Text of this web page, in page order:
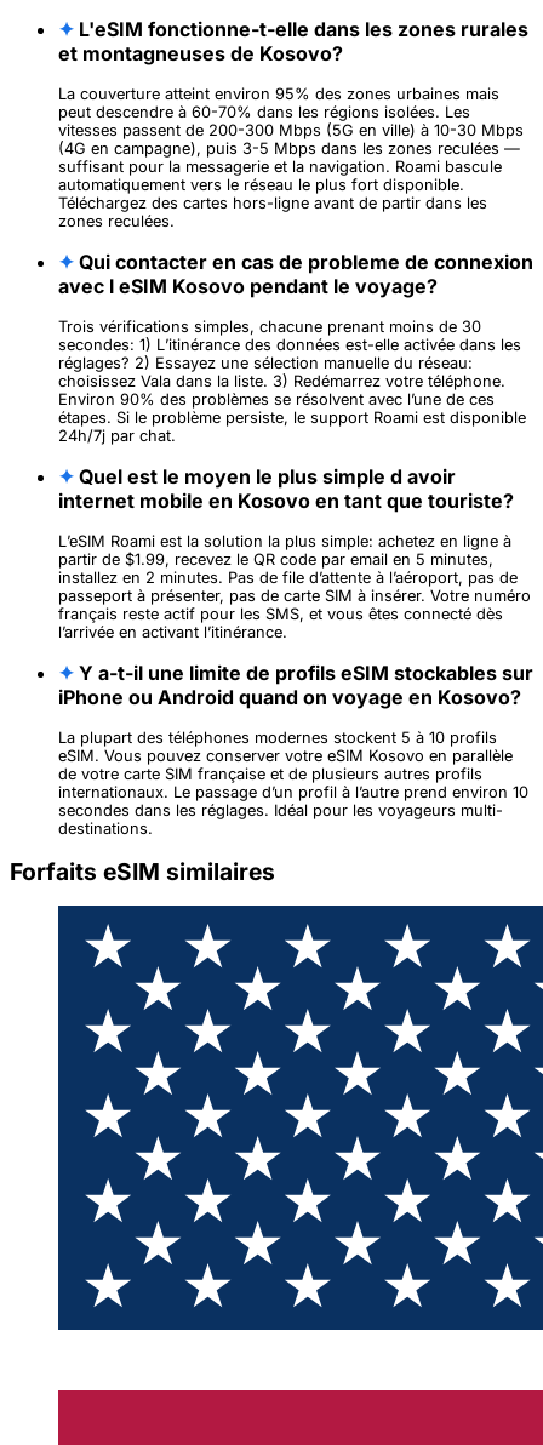
✦ L'eSIM fonctionne-t-elle dans les zones rurales
et montagneuses de Kosovo?
La couverture atteint environ 95% des zones urbaines mais
peut descendre à 60-70% dans les régions isolées. Les
vitesses passent de 200-300 Mbps (5G en ville) à 10-30 Mbps
(4G en campagne), puis 3-5 Mbps dans les zones reculées —
suffisant pour la messagerie et la navigation. Roami bascule
automatiquement vers le réseau le plus fort disponible.
Téléchargez des cartes hors-ligne avant de partir dans les
zones reculées.
✦ Qui contacter en cas de probleme de connexion
avec l eSIM Kosovo pendant le voyage?
Trois vérifications simples, chacune prenant moins de 30
secondes: 1) L’itinérance des données est-elle activée dans les
réglages? 2) Essayez une sélection manuelle du réseau:
choisissez Vala dans la liste. 3) Redémarrez votre téléphone.
Environ 90% des problèmes se résolvent avec l’une de ces
étapes. Si le problème persiste, le support Roami est disponible
24h/7j par chat.
✦ Quel est le moyen le plus simple d avoir
internet mobile en Kosovo en tant que touriste?
L’eSIM Roami est la solution la plus simple: achetez en ligne à
partir de $1.99, recevez le QR code par email en 5 minutes,
installez en 2 minutes. Pas de file d’attente à l’aéroport, pas de
passeport à présenter, pas de carte SIM à insérer. Votre numéro
français reste actif pour les SMS, et vous êtes connecté dès
l’arrivée en activant l’itinérance.
✦ Y a-t-il une limite de profils eSIM stockables sur
iPhone ou Android quand on voyage en Kosovo?
La plupart des téléphones modernes stockent 5 à 10 profils
eSIM. Vous pouvez conserver votre eSIM Kosovo en parallèle
de votre carte SIM française et de plusieurs autres profils
internationaux. Le passage d’un profil à l’autre prend environ 10
secondes dans les réglages. Idéal pour les voyageurs multi-
destinations.
Forfaits eSIM similaires